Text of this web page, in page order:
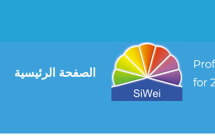
الصفحة الرئيسية
اتصل بنا